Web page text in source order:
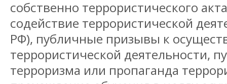
собственно террористического
содействие террористической
РФ), публичные призывы к
террористической деятельности,
терроризма или пропаганда